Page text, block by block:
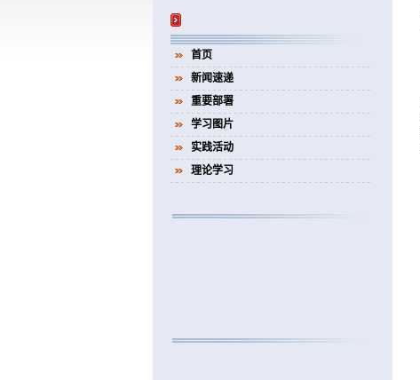
首页
新闻速递
重要部署
学习图片
实践活动
理论学习